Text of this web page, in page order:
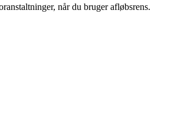
når du bruger afløbsrens.